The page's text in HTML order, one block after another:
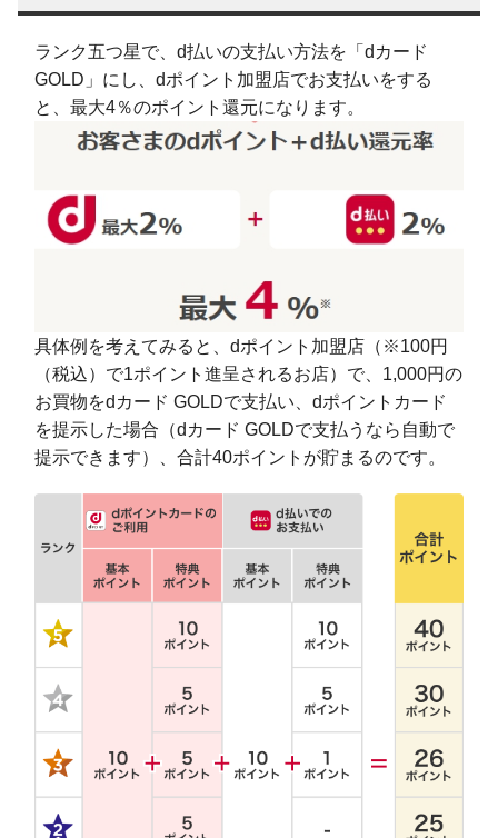
ランク五つ星で、d払いの支払い方法を「dカード
GOLD」にし、dポイント加盟店でお支払いをする
と、最大4％のポイント還元になります。
具体例を考えてみると、dポイント加盟店（※100円
（税込）で1ポイント進呈されるお店）で、1,000円の
お買物をdカード GOLDで支払い、dポイントカード
を提示した場合（dカード GOLDで支払うなら自動で
提示できます）、合計40ポイントが貯まるのです。